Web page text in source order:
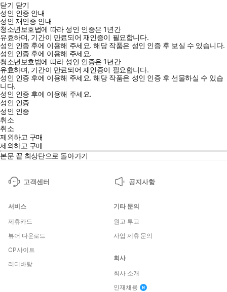
닫기 닫기
성인 인증 안내
성인 재인증 안내
청소년보호법에 따라 성인 인증은 1년간
유효하며, 기간이 만료되어 재인증이 필요합니다.
성인 인증 후에 이용해 주세요.해당 작품은 성인 인증 후 보실 수 있습니다.
성인 인증 후에 이용해 주세요.
청소년보호법에 따라 성인 인증은 1년간
유효하며, 기간이 만료되어 재인증이 필요합니다.
성인 인증 후에 이용해 주세요.해당 작품은 성인 인증 후 선물하실 수 있습
니다.
성인 인증 후에 이용해 주세요.
성인 인증
성인 인증
취소
취소
제외하고 구매
제외하고 구매
본문 끝 최상단으로 돌아가기
고객센터 공지사항
서비스
제휴카드
뷰어 다운로드
CP사이트
리디바탕
기타 문의
원고 투고
사업 제휴 문의
회사
회사 소개
인재채용